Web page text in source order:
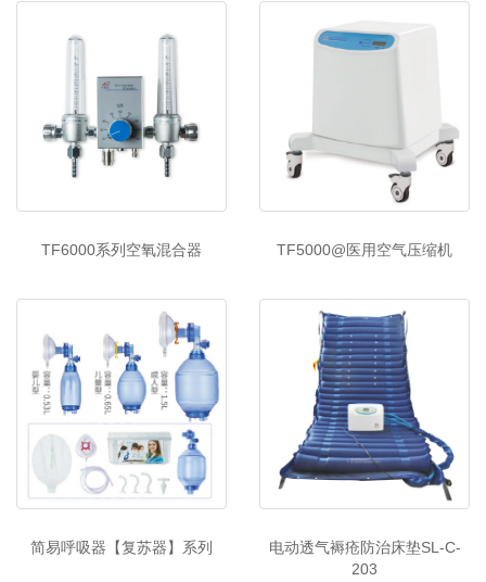
TF6000系列空氧混合器 TF5000@医用空气压缩机
简易呼吸器【复苏器】系列
电动透气褥疮防治床垫SL-C-
203